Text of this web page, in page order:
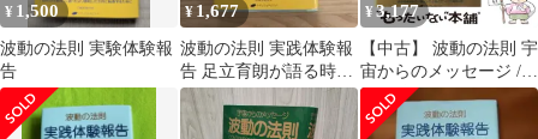
¥ 1,500
波動の法則 実験体験報
告
¥ 1,677
波動の法則 実践体験報
告 足立育朗が語る時空
の仕組と現実
¥3,177
【中古】 波動の法則 宇
宙からのメッセージ /
足立 育朗 / ナチュラル
スピリット